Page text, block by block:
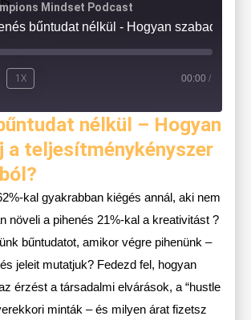
Mindset Podcast
1X 00:00 /
nélkül – Hogyan
a teljesítménykényszer
kal gyakrabban kiégés annál, aki nem
növeli a pihenés 21%-kal a kreativitást ?
bűntudatot, amikor végre pihenünk –
jeleit mutatjuk? Fedezd fel, hogyan
érzést a társadalmi elvárások, a “hustle
minták – és milyen árat fizetsz